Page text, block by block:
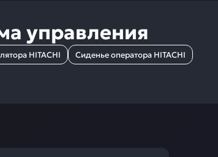
управления
HITACHI
Сиденье оператора HITACHI